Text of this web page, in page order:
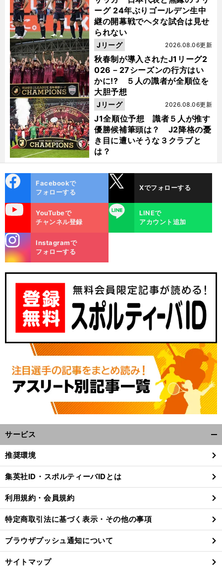
ーグ 24年ぶりゴールデン生中
継の開幕戦でヘタな試合は見せ
られない
秋春制が導入されたJ1リーグ2
026－27シーズンの行方はい
かに!? ５人の識者が全順位を
大胆予想
2026.08.06更新
Jリーグ
J1全順位予想 識者５人が推す
優勝候補筆頭は？ J2降格の憂
き目に遭いそうな３クラブと
は？
2026.08.06更新
Jリーグ
ok
Facebookで
フォローする
Xでフォローする
YouTubeで
チャンネル登録
LINE
LINEで
アカウント追加
m
Instagramで
フォローする
サービス
閉
る
推奨環境
集英社ID・スポルティーバIDとは
利用規約・会員規約
特定商取引法に基づく表示・その他の事項
ブラウザプッシュ通知について
サイトマップ